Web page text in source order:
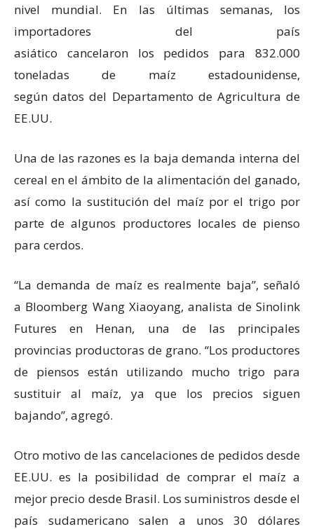
nivel mundial. En las últimas semanas, los
importadores del país
asiático cancelaron los pedidos para 832.000
toneladas de maíz estadounidense,
según datos del Departamento de Agricultura de
EE.UU.
Una de las razones es la baja demanda interna del
cereal en el ámbito de la alimentación del ganado,
así como la sustitución del maíz por el trigo por
parte de algunos productores locales de pienso
para cerdos.
“La demanda de maíz es realmente baja”, señaló
a Bloomberg Wang Xiaoyang, analista de Sinolink
Futures en Henan, una de las principales
provincias productoras de grano. “Los productores
de piensos están utilizando mucho trigo para
sustituir al maíz, ya que los precios siguen
bajando”, agregó.
Otro motivo de las cancelaciones de pedidos desde
EE.UU. es la posibilidad de comprar el maíz a
mejor precio desde Brasil. Los suministros desde el
país sudamericano salen a unos 30 dólares